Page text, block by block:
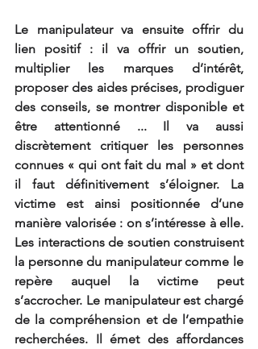
Le manipulateur va ensuite offrir du
lien positif : il va offrir un soutien,
multiplier les marques d’intérêt,
proposer des aides précises, prodiguer
des conseils, se montrer disponible et
être attentionné ... Il va aussi
discrètement critiquer les personnes
connues « qui ont fait du mal » et dont
il faut définitivement s’éloigner. La
victime est ainsi positionnée d’une
manière valorisée : on s’intéresse à elle.
Les interactions de soutien construisent
la personne du manipulateur comme le
repère auquel la victime peut
s’accrocher. Le manipulateur est chargé
de la compréhension et de l’empathie
recherchées. Il émet des affordances